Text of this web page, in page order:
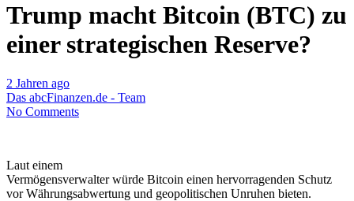
Trump macht Bitcoin (BTC) zu
einer strategischen Reserve?
2 Jahren ago
Das abcFinanzen.de - Team
No Comments
Laut einem
Vermögensverwalter würde Bitcoin einen hervorragenden Schutz
vor Währungsabwertung und geopolitischen Unruhen bieten.